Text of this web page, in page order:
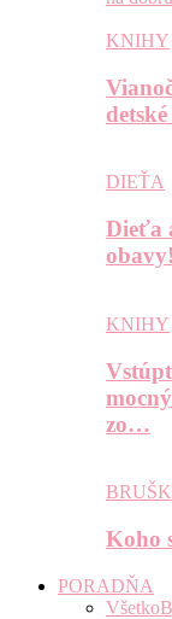
KNIHY
DIEŤA
Dieťa
obavy!
KNIHY
zo…
Koho
PORADŇA
Všetko